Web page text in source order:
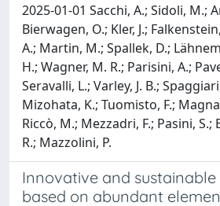
2025-01-01 Sacchi, A.; Sidoli, M.;
Bierwagen, O.; Kler, J.;
A.; Martin, M.; Spallek, D.;
H.; Wagner, M. R.; Parisini, A.;
Seravalli, L.; Varley, J. B.;
Mizohata, K.; Tuomisto, F.;
Riccò, M.; Mezzadri, F.; Pasini, S.;
R.; Mazzolini, P.
Innovative and sustainable
based on abundant